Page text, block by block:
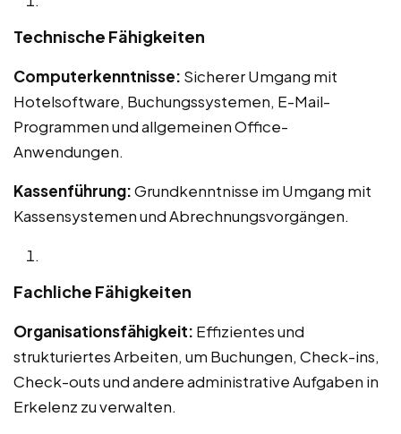
Technische Fähigkeiten
Computerkenntnisse: Sicherer Umgang mit
Hotelsoftware, Buchungssystemen, E-Mail-
Programmen und allgemeinen Office-
Anwendungen.
Kassenführung:Grundkenntnisse im Umgang mit
Kassensystemen und Abrechnungsvorgängen.
Fachliche Fähigkeiten
Organisationsfähigkeit: Effizientes und
strukturiertes Arbeiten, um Buchungen, Check-ins,
Check-outs und andere administrative Aufgaben in
Erkelenz zu verwalten.